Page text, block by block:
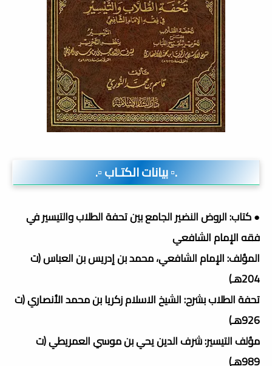
.▫️ بيانات الكتـاب ▫️.
● كتاب: الروض النضير الجامع بين تحفة الطلاب والتيسير في
فقه الإمام الشافعي
المؤلف: الإمام الشافعي، محمد بن إدريس بن العباس (ت
204هـ)
تحفة الطلاب بشرح: الشيخ الاسلام زكريا بن محمد الأنصاري (ت
926ھـ)
مؤلف التيسير: شرف الدين يحي بن موسي العمريطي (ت
989ھـ)